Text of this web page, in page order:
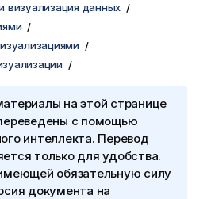
визуализация данных
на этой странице
с помощью
интеллекта. Перевод
только для удобства.
обязательную силу
документа на